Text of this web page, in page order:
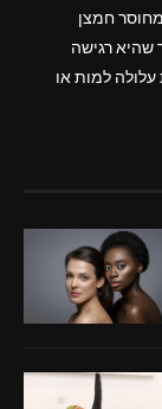
חמצן
שהיא רגישה
עלולה למות או